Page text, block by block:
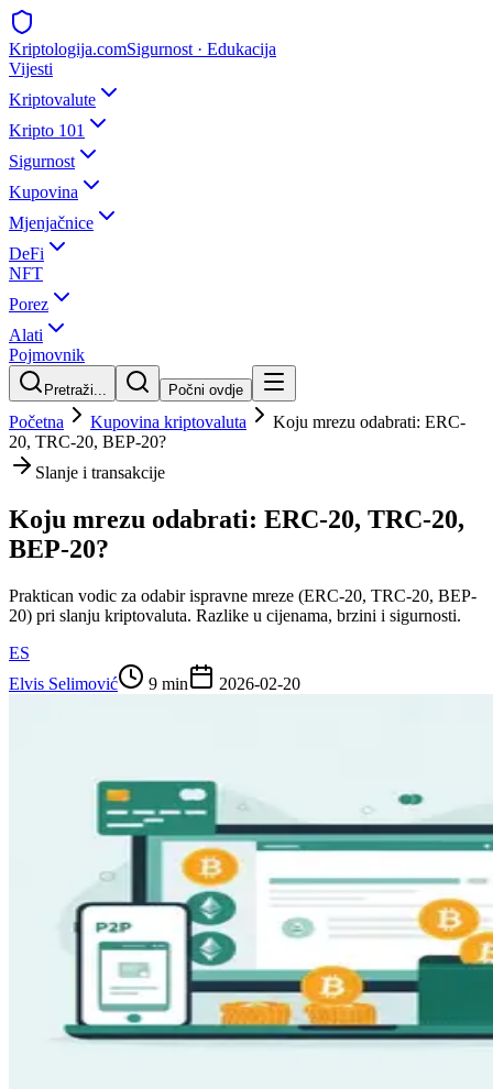
Kriptologija.comSigurnost · Edukacija
Vijesti
Kriptovalute
Kripto 101
Sigurnost
Kupovina
Mjenjačnice
DeFi
NFT
Porez
Alati
Pojmovnik
Pretraži... Počni ovdje
Početna Kupovina kriptovaluta
Koju mrezu odabrati: ERC-
20, TRC-20, BEP-20?
Slanje i transakcije
Koju mrezu odabrati: ERC-20, TRC-20,
BEP-20?
Praktican vodic za odabir ispravne mreze (ERC-20, TRC-20, BEP-
20) pri slanju kriptovaluta. Razlike u cijenama, brzini i sigurnosti.
ES
Elvis Selimović
9 min 2026-02-20